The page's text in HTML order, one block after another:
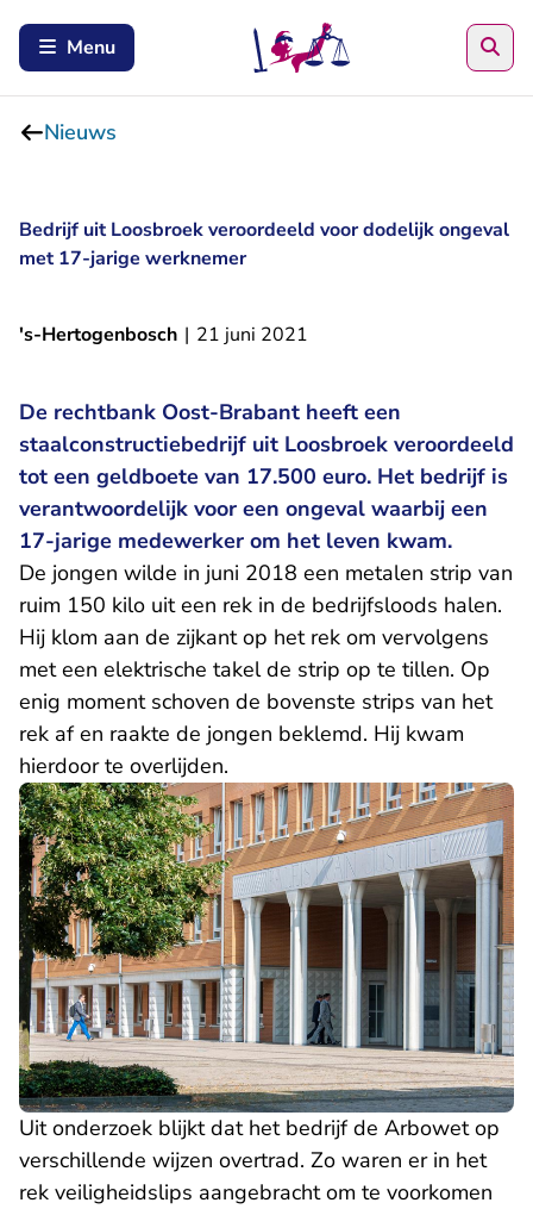
Menu
Nieuws
Bedrijf uit Loosbroek veroordeeld voor dodelijk ongeval
met 17-jarige werknemer
's-Hertogenbosch | 21 juni 2021
De rechtbank Oost-Brabant heeft een
staalconstructiebedrijf uit Loosbroek veroordeeld
tot een geldboete van 17.500 euro. Het bedrijf is
verantwoordelijk voor een ongeval waarbij een
17-jarige medewerker om het leven kwam.
De jongen wilde in juni 2018 een metalen strip van
ruim 150 kilo uit een rek in de bedrijfsloods halen.
Hij klom aan de zijkant op het rek om vervolgens
met een elektrische takel de strip op te tillen. Op
enig moment schoven de bovenste strips van het
rek af en raakte de jongen beklemd. Hij kwam
hierdoor te overlijden.
Uit onderzoek blijkt dat het bedrijf de Arbowet op
verschillende wijzen overtrad. Zo waren er in het
rek veiligheidslips aangebracht om te voorkomen